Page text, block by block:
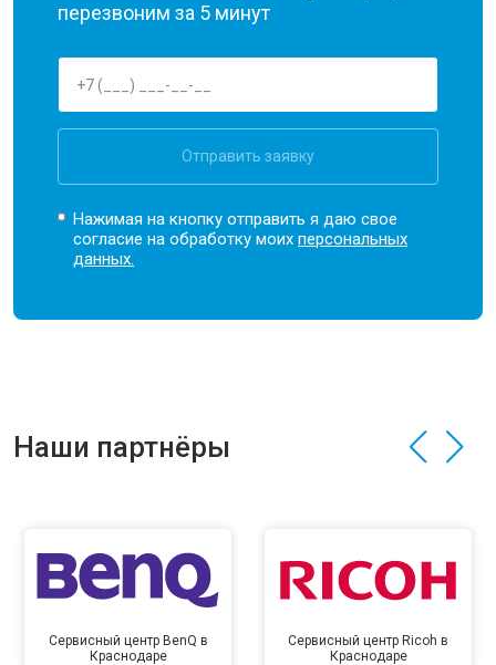
перезвоним за 5 минут
Отправить заявку
Нажимая на кнопку отправить я даю свое
согласие на обработку моихперсональных
данных.
Наши партнёры
Сервисный центр BenQ в
Краснодаре
Сервисный центр Ricoh в
Краснодаре